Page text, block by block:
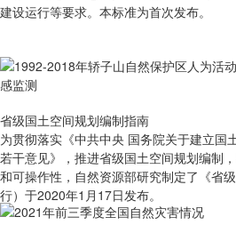
建设运行等要求。本标准为首次发布。
省级国土空间规划编制指南
为贯彻落实《中共中央 国务院关于建立国
若干意见》，推进省级国土空间规划编制
和可操作性，自然资源部研究制定了《省
行）于2020年1月17日发布。